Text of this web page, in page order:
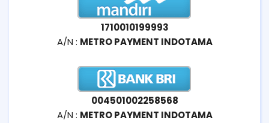
1710010199993
A/N : METRO PAYMENT INDOTAMA
004501002258568
A/N : METRO PAYMENT INDOTAMA